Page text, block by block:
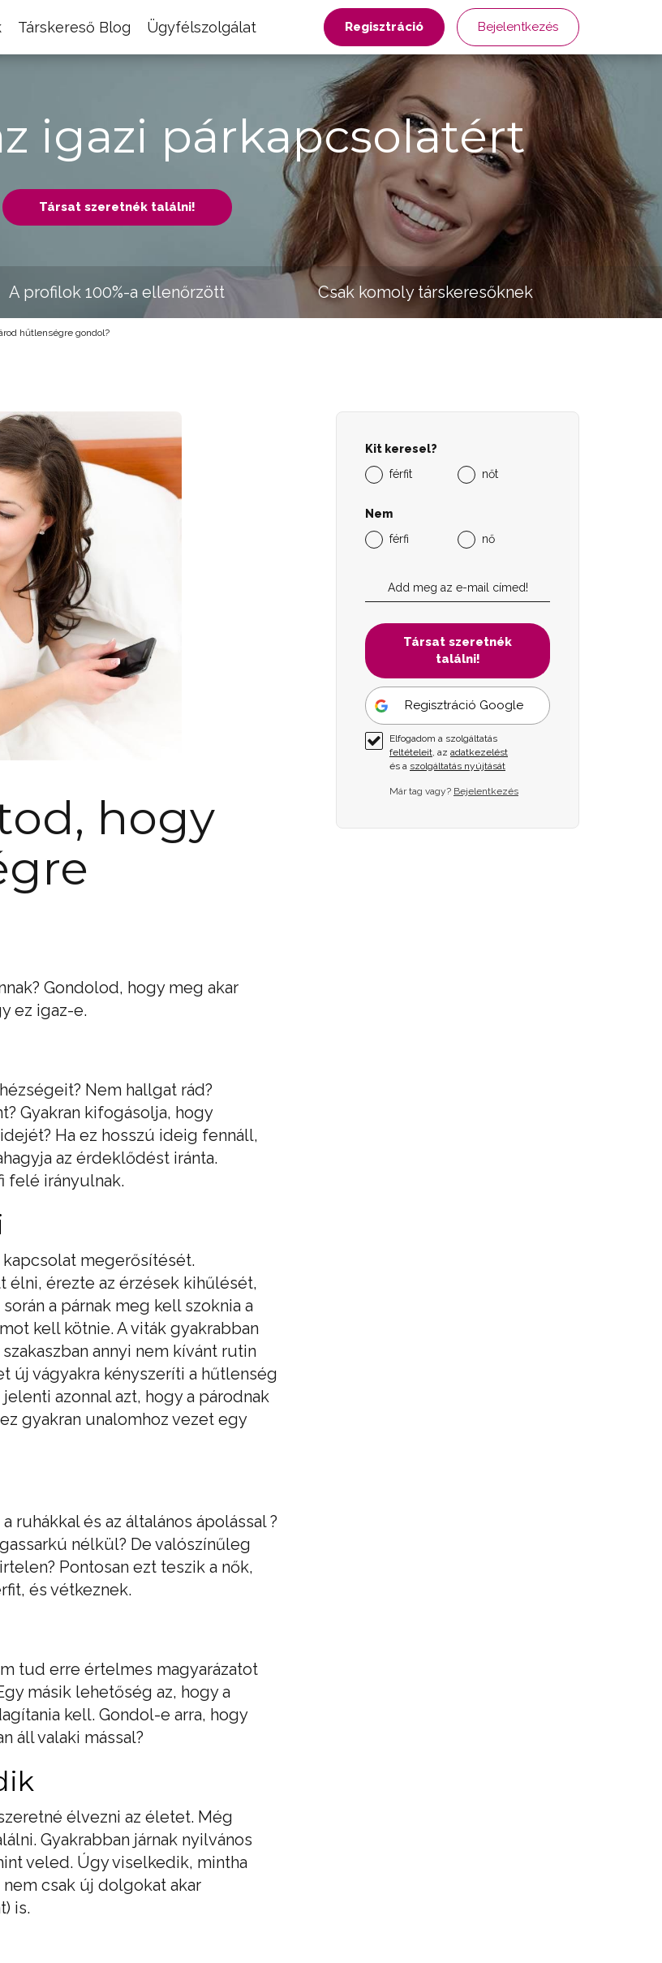
Társkereső Blog Ügyfélszolgálat Regisztráció Bejelentkezés
igazi párkapcsolatért
Társat szeretnék találni!
A profilok 100%-a ellenőrzött Csak komoly társkeresőknek
hűtlenségre gondol?
hogy
Gondolod, hogy meg akar
ez igaz-e.
Nem hallgat rád?
Gyakran kifogásolja, hogy
Ha ez hosszú ideig fennáll,
az érdeklődést iránta.
felé irányulnak.
megerősítését.
érezte az érzések kihűlését,
a párnak meg kell szoknia a
kell kötnie. A viták gyakrabban
annyi nem kívánt rutin
új vágyakra kényszeríti a hűtlenség
azonnal azt, hogy a párodnak
gyakran unalomhoz vezet egy
ruhákkal és az általános ápolással ?
nélkül? De valószínűleg
Pontosan ezt teszik a nők,
és vétkeznek.
tud erre értelmes magyarázatot
másik lehetőség az, hogy a
kell. Gondol-e arra, hogy
áll valaki mással?
élvezni az életet. Még
Gyakrabban járnak nyilvános
veled. Úgy viselkedik, mintha
csak új dolgokat akar
is.
Kit keresel?
férfit
nőt
Nem
férfi
nő
Társat szeretnék
találni!
Regisztráció Google
Elfogadom a szolgáltatás
feltételeit, az adatkezelést
és a szolgáltatás nyújtását
Már tag vagy? Bejelentkezés